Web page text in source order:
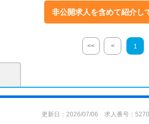
非公開求人を含めて紹介し
<< < 1
更新日：2026/07/06 求人番号：